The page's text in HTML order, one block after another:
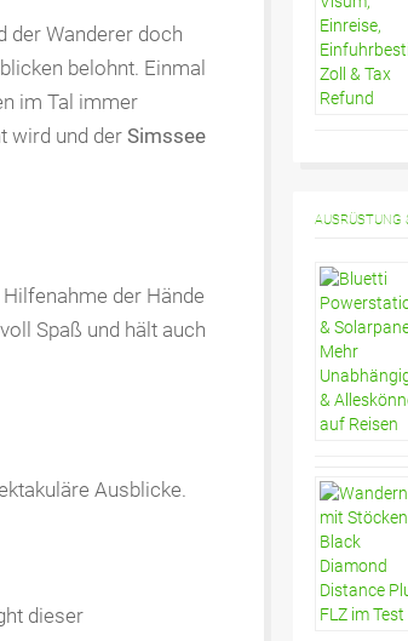
der Wanderer doch
belohnt. Einmal
im Tal immer
wird und der Simssee
der Hände
Spaß und hält auch
Ausblicke.
dieser
AUSRÜSTUNG